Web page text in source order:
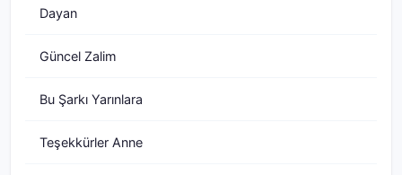
Dayan
Güncel Zalim
Bu Şarkı Yarınlara
Teşekkürler Anne